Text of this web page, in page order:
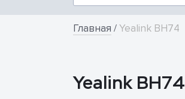
Главная /Yealink BH74
Yealink BH74